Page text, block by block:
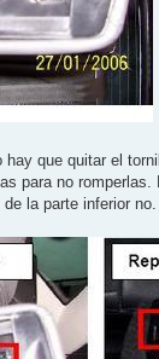
hay que quitar el
para no
la parte inferior